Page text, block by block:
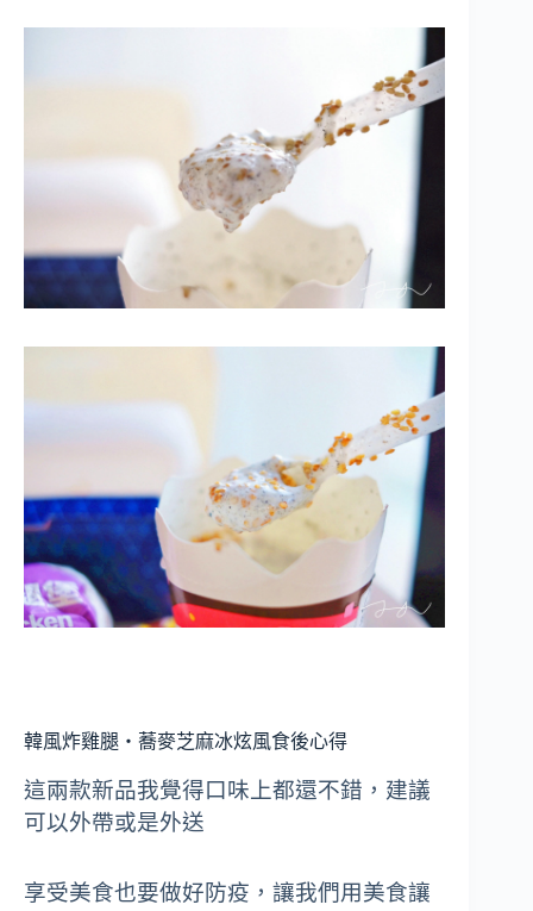
韓風炸雞腿・蕎麥芝麻冰炫風食後心得
這兩款新品我覺得口味上都還不錯，建議
可以外帶或是外送
享受美食也要做好防疫，讓我們用美食讓